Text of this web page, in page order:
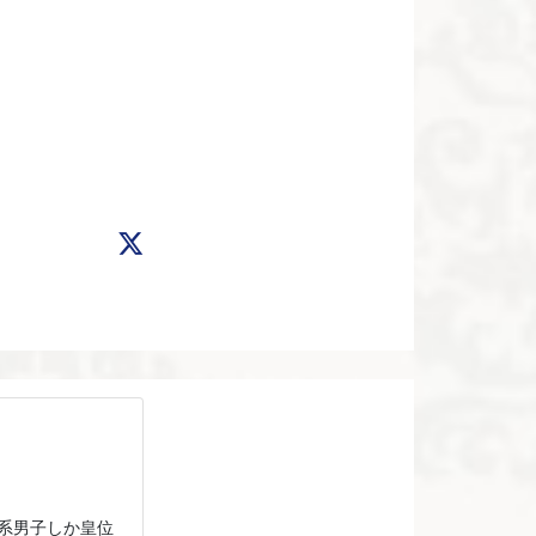
男子しか皇位